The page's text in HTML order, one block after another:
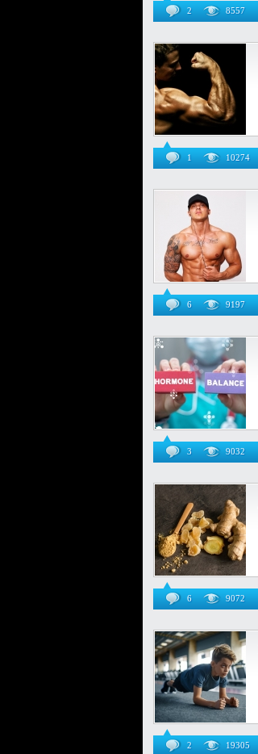
2 8557
1 10274
6 9197
3 9032
6 9072
2 19305